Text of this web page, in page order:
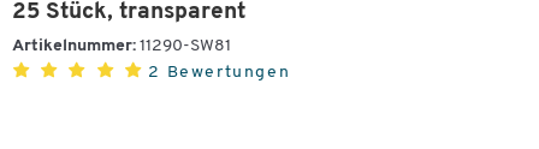
25 Stück, transparent
Artikelnummer: 11290-SW81
2 Bewertungen